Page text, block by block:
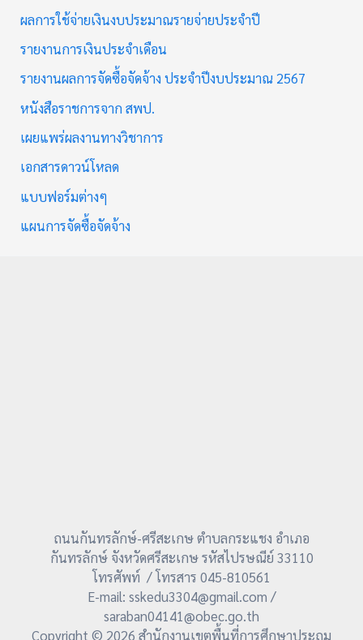
ผลการใช้จ่ายเงินงบประมาณรายจ่ายประจำปี
รายงานการเงินประจำเดือน
รายงานผลการจัดซื้อจัดจ้าง ประจำปีงบประมาณ 2567
หนังสือราชการจาก สพป.
เผยแพร่ผลงานทางวิชาการ
เอกสารดาวน์โหลด
แบบฟอร์มต่างๆ
แผนการจัดซื้อจัดจ้าง
ถนนกันทรลักษ์-ศรีสะเกษ ตำบลกระแชง อำเภอ
กันทรลักษ์ จังหวัดศรีสะเกษ รหัสไปรษณีย์ 33110
โทรศัพท์ / โทรสาร 045-810561
E-mail: sskedu3304@gmail.com /
saraban04141@obec.go.th
Copyright © 2026 สำนักงานเขตพื้นที่การศึกษาประถม